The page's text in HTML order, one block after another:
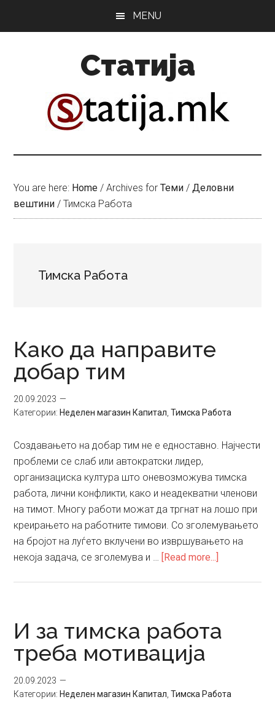
MENU
Статија
You are here: Home / Archives forТеми / Деловни
вештини / Тимска Работа
Тимска Работа
Како да направите
добар тим
20.09.2023
Категории: Неделен магазин Капитал ,Тимска Работа
Создавањето на добар тим не е едноставно. Најчести
проблеми се слаб или автократски лидер,
организациска култура што оневозможува тимска
работа, лични конфликти, како и неадекватни членови
на тимот. Многу работи можат да тргнат на лошо при
креирањето на работните тимови. Со зголемувањето
на бројот на луѓето вклучени во извршувањето на
некоја задача, се зголемува и … [Read more...]
тим
И за тимска работа
треба мотивација
20.09.2023
Категории: Неделен магазин Капитал ,Тимска Работа